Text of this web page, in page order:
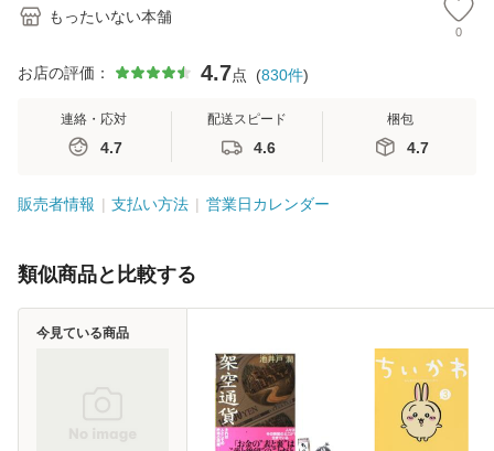
もったいない本舗
0
お店の評価： 4.7点 (830件)
連絡・応対
4.7
配送スピード
4.6
梱包
4.7
販売者情報 支払い方法 営業日カレンダー
類似商品と比較する
今見ている商品